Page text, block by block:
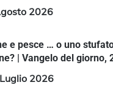
2026
e pesce … o uno
| Vangelo del giorno,
2026